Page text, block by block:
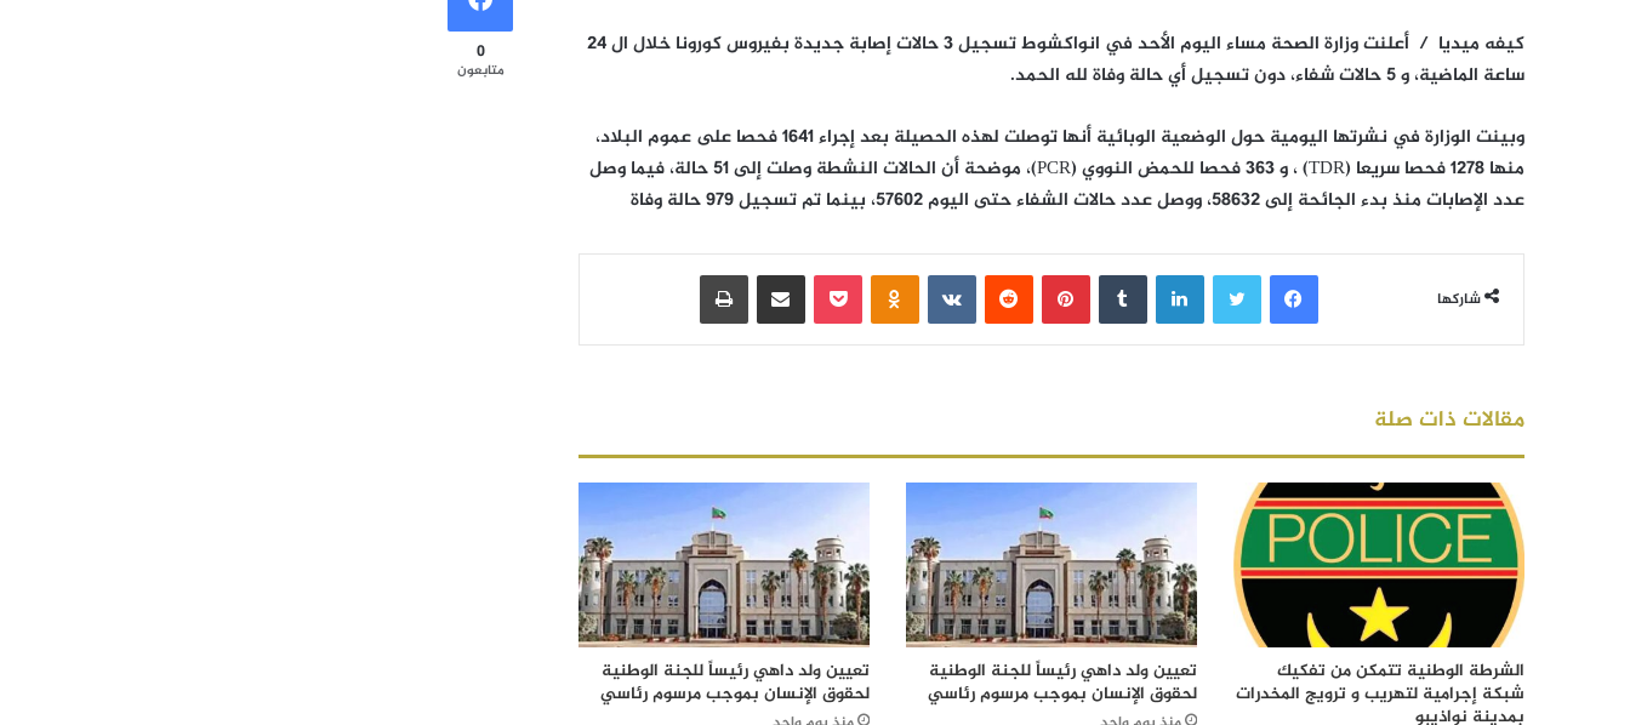
كيفه ميديا /
أعلنت وزارة الصحة مساء اليوم الأحد في انواكشوط تسجيل 3 حالات إصابة جديدة بفيروس كورونا خلال ال 24
ساعة الماضية، و 5 حالات شفاء، دون تسجيل أي حالة وفاة لله الحمد.
وبينت الوزارة في نشرتها اليومية حول الوضعية الوبائية أنها توصلت لهذه الحصيلة بعد إجراء 1641 فحصا على عموم البلاد،
منها 1278 فحصا سريعا (TDR) ، و 363 فحصا للحمض النووي (PCR)، موضحة أن الحالات النشطة وصلت إلى 51 حالة، فيما وصل
عدد الإصابات منذ بدء الجائحة إلى 58632، ووصل عدد حالات الشفاء حتى اليوم 57602، بينما تم تسجيل 979 حالة وفاة
شاركها
فيسبوك لينكدإن بينتيريست بوكيت مشاركة عبر البريد
مقالات ذات صلة
الشرطة الوطنية تتمكن من تفكيك
شبكة إجرامية لتهريب و ترويج المخدرات
بمدينة نواذيبو
تعيين ولد داهي رئيساً للجنة الوطنية
لحقوق الإنسان بموجب مرسوم رئاسي
تعيين ولد داهي رئيساً للجنة الوطنية
لحقوق الإنسان بموجب مرسوم رئاسي
0
متابعون